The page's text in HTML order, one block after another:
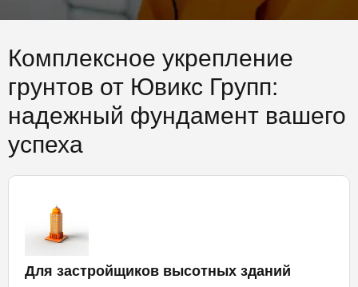
Комплексное укрепление
грунтов от Ювикс Групп:
надежный фундамент вашего
успеха
Для застройщиков высотных зданий